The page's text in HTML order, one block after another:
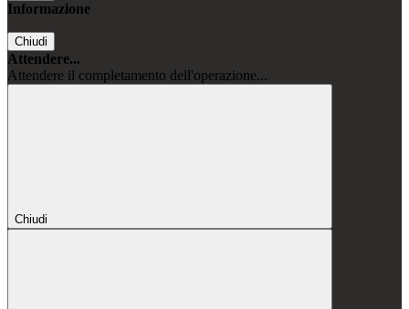
Informazione
Chiudi
Attendere...
Attendere il completamento dell'operazione...
Chiudi